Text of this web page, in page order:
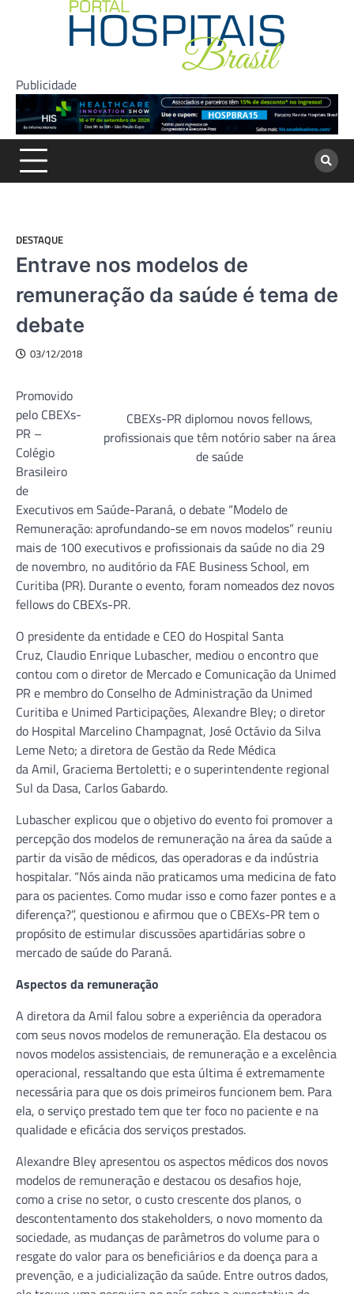
Publicidade
DESTAQUE
Entrave nos modelos de
remuneração da saúde é tema de
debate
03/12/2018
CBEXs-PR diplomou novos fellows,
profissionais que têm notório saber na área
de saúde
Promovido
pelo CBEXs-
PR –
Colégio
Brasileiro
de
Executivos em Saúde-Paraná, o debate “Modelo de
Remuneração: aprofundando-se em novos modelos” reuniu
mais de 100 executivos e profissionais da saúde no dia 29
de novembro, no auditório da FAE Business School, em
Curitiba (PR). Durante o evento, foram nomeados dez novos
fellows do CBEXs-PR.
O presidente da entidade e CEO do Hospital Santa
Cruz, Claudio Enrique Lubascher, mediou o encontro que
contou com o diretor de Mercado e Comunicação da Unimed
PR e membro do Conselho de Administração da Unimed
Curitiba e Unimed Participações, Alexandre Bley; o diretor
do Hospital Marcelino Champagnat, José Octávio da Silva
Leme Neto; a diretora de Gestão da Rede Médica
da Amil, Graciema Bertoletti; e o superintendente regional
Sul da Dasa, Carlos Gabardo.
Lubascher explicou que o objetivo do evento foi promover a
percepção dos modelos de remuneração na área da saúde a
partir da visão de médicos, das operadoras e da indústria
hospitalar. “Nós ainda não praticamos uma medicina de fato
para os pacientes. Como mudar isso e como fazer pontes e a
diferença?”, questionou e afirmou que o CBEXs-PR tem o
propósito de estimular discussões apartidárias sobre o
mercado de saúde do Paraná.
Aspectos da remuneração
A diretora da Amil falou sobre a experiência da operadora
com seus novos modelos de remuneração. Ela destacou os
novos modelos assistenciais, de remuneração e a excelência
operacional, ressaltando que esta última é extremamente
necessária para que os dois primeiros funcionem bem. Para
ela, o serviço prestado tem que ter foco no paciente e na
qualidade e eficácia dos serviços prestados.
Alexandre Bley apresentou os aspectos médicos dos novos
modelos de remuneração e destacou os desafios hoje,
como a crise no setor, o custo crescente dos planos, o
descontentamento dos stakeholders, o novo momento da
sociedade, as mudanças de parâmetros do volume para o
resgate do valor para os beneficiários e da doença para a
prevenção, e a judicialização da saúde. Entre outros dados,